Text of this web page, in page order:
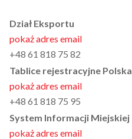
Dział Eksportu
pokaż adres email
+48 61 818 75 82
Tablice rejestracyjne Polska
pokaż adres email
+48 61 818 75 95
System Informacji Miejskiej
pokaż adres email